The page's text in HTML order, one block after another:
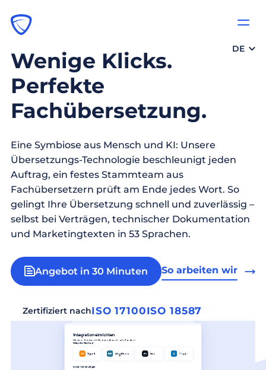
DE
Wenige Klicks.
Perfekte
Fachübersetzung.
Eine Symbiose aus Mensch und KI: Unsere
Übersetzungs-Technologie beschleunigt jeden
Auftrag, ein festes Stammteam aus
Fachübersetzern prüft am Ende jedes Wort. So
gelingt Ihre Übersetzung schnell und zuverlässig –
selbst bei Verträgen, technischer Dokumentation
und Marketingtexten in 53 Sprachen.
Angebot in 30 Minuten So arbeiten wir
Zertifiziert nachISO 17100ISO 18587